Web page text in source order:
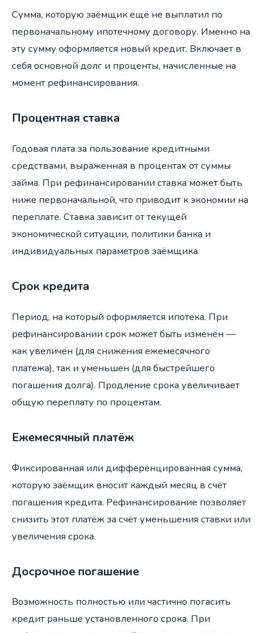
Сумма, которую заёмщик ещё не выплатил по
первоначальному ипотечному договору. Именно на
эту сумму оформляется новый кредит. Включает в
себя основной долг и проценты, начисленные на
момент рефинансирования.
Процентная ставка
Годовая плата за пользование кредитными
средствами, выраженная в процентах от суммы
займа. При рефинансировании ставка может быть
ниже первоначальной, что приводит к экономии на
переплате. Ставка зависит от текущей
экономической ситуации, политики банка и
индивидуальных параметров заёмщика.
Срок кредита
Период, на который оформляется ипотека. При
рефинансировании срок может быть изменён —
как увеличен (для снижения ежемесячного
платежа), так и уменьшен (для быстрейшего
погашения долга). Продление срока увеличивает
общую переплату по процентам.
Ежемесячный платёж
Фиксированная или дифференцированная сумма,
которую заёмщик вносит каждый месяц в счёт
погашения кредита. Рефинансирование позволяет
снизить этот платёж за счёт уменьшения ставки или
увеличения срока.
Досрочное погашение
Возможность полностью или частично погасить
кредит раньше установленного срока. При